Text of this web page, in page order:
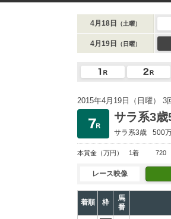
4月18日 （土曜）
4月19日 （日曜）
2015年4月19日（日曜） 3
サラ系3
サラ系3歳 500
本賞金 （万円） 1着 720
レース映像
着順 枠
馬
番